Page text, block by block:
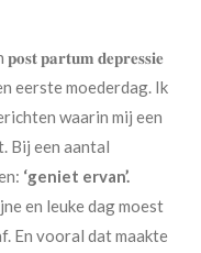
𝐩𝐚𝐫𝐭𝐮𝐦 𝐝𝐞𝐩𝐫𝐞𝐬𝐬𝐢𝐞
eerste moederdag. Ik
waarin mij een
Bij een aantal
‘geniet ervan’.
en leuke dag moest
En vooral dat maakte